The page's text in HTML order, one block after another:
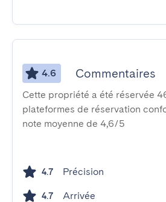
4.6 Commentaires
Cette propriété a été réservée
plateformes de réservation
note moyenne de 4,6/5
4.7 Précision
4.7 Arrivée